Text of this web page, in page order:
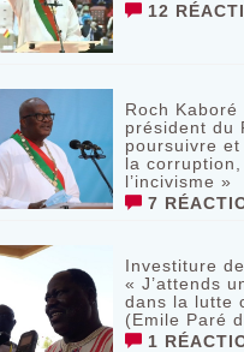
12
Roch
président du
poursuivre
la
l’incivisme »
7
Investiture
« J’attends
dans la lutte
(Emile Paré
1